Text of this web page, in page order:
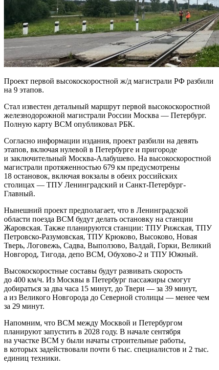
Проект первой высокоскоростной ж/д магистрали РФ разбили
на 9 этапов.
Стал известен детальный маршрут первой высокоскоростной
железнодорожной магистрали России Москва — Петербург.
Полную карту ВСМ опубликовал РБК.
Согласно информации издания, проект разбили на девять
этапов, включая нулевой в Петербурге и пригороде
и заключительный Москва-Алабушево. На высокоскоростной
магистрали протяженностью 679 км предусмотрены
18 остановок, включая вокзалы в обеих российских
столицах — ТПУ Ленинградский и Санкт-Петербург-
Главный.
Нынешний проект предполагает, что в Ленинградской
области поезда ВСМ будут делать остановку на станции
Жаровская. Также планируются станции: ТПУ Рижская, ТПУ
Петровско-Разумовская, ТПУ Крюково, Высоково, Новая
Тверь, Логовежь, Садва, Выползово, Валдай, Горки, Великий
Новгород, Тигода, депо ВСМ, Обухово-2 и ТПУ Южный.
Высокоскоростные составы будут развивать скорость
до 400 км/ч. Из Москвы в Петербург пассажиры смогут
добираться за два часа 15 минут, до Твери — за 39 минут,
а из Великого Новгорода до Северной столицы — менее чем
за 29 минут.
Напомним, что ВСМ между Москвой и Петербургом
планируют запустить в 2028 году. В начале сентября
на участке ВСМ у были начаты строительные работы,
в которых задействовали почти 6 тыс. специалистов и 2 тыс.
единиц техники.